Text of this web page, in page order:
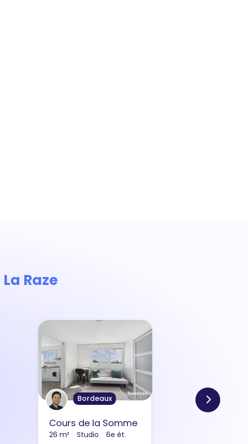
La Raze
Bordeaux
Cours de la Somme
26 m² Studio 6e ét.